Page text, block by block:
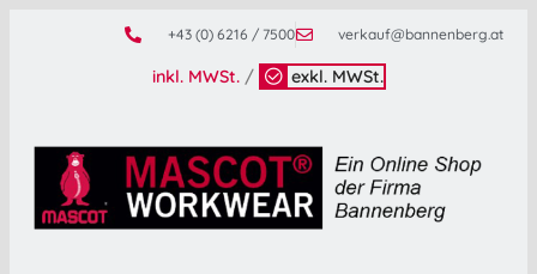
+43 (0) 6216 / 7500 verkauf@bannenberg.at
inkl. MWSt./ exkl. MWSt.